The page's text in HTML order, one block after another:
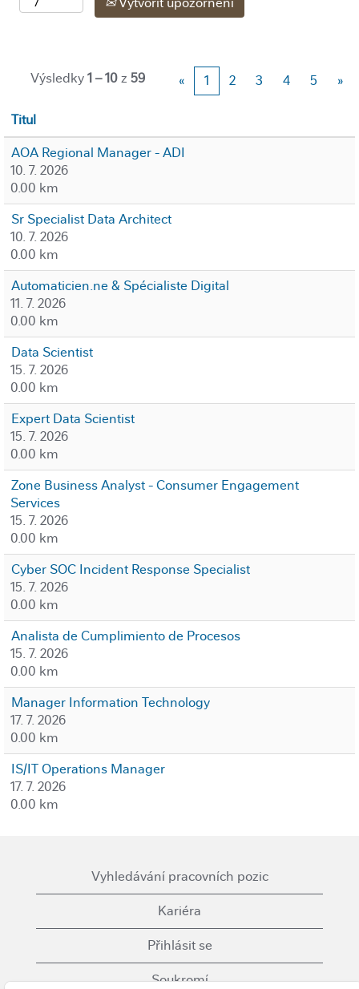
Výsledky1 – 10z 59 « 1 2 3 4 5 »
Titul
AOA Regional Manager - ADI
10. 7. 2026
0.00 km
Sr Specialist Data Architect
10. 7. 2026
0.00 km
Automaticien.ne & Spécialiste Digital
11. 7. 2026
0.00 km
Data Scientist
15. 7. 2026
0.00 km
Expert Data Scientist
15. 7. 2026
0.00 km
Zone Business Analyst - Consumer Engagement
Services
15. 7. 2026
0.00 km
Cyber SOC Incident Response Specialist
15. 7. 2026
0.00 km
Analista de Cumplimiento de Procesos
15. 7. 2026
0.00 km
Manager Information Technology
17. 7. 2026
0.00 km
IS/IT Operations Manager
17. 7. 2026
0.00 km
Vyhledávání pracovních pozic
Kariéra
Přihlásit se
Soukromí